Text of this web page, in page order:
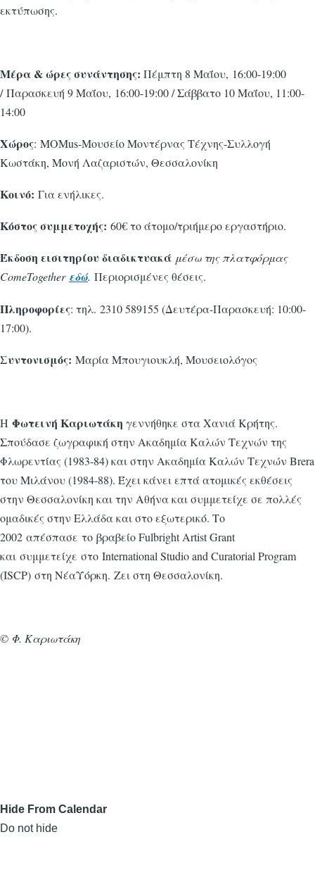
εκτύπωσης.
Μέρα & ώρες συνάντησης: Πέμπτη 8 Μαΐου, 16:00-19:00
/ Παρασκευή 9 Μαΐου, 16:00-19:00 / Σάββατο 10 Μαΐου, 11:00-
14:00
Χώρος: MOMus-Μουσείο Μοντέρνας Τέχνης-Συλλογή
Κωστάκη, Μονή Λαζαριστών, Θεσσαλονίκη
Κοινό: Για ενήλικες.
Κόστος συμμετοχής: 60€ το άτομο/τριήμερο εργαστήριο.
Έκδοση εισιτηρίου διαδικτυακά μέσω της πλατφόρμας
ComeTogether εδώ. Περιορισμένες θέσεις.
Πληροφορίες: τηλ. 2310 589155 (Δευτέρα-Παρασκευή: 10:00-
17:00).
Συντονισμός: Μαρία Μπουγιουκλή, Μουσειολόγος
H Φωτεινή Καριωτάκη γεννήθηκε στα Χανιά Κρήτης.
Σπούδασε ζωγραφική στην Ακαδημία Καλών Τεχνών της
Φλωρεντίας (1983-84) και στην Ακαδημία Καλών Τεχνών Brera
του Μιλάνου (1984-88). Έχει κάνει επτά ατομικές εκθέσεις
στην Θεσσαλονίκη και την Αθήνα και συμμετείχε σε πολλές
ομαδικές στην Ελλάδα και στο εξωτερικό. Το
2002 απέσπασε το βραβείο Fulbright Artist Grant
και συμμετείχε στο International Studio and Curatorial Program
(ISCP) στη ΝέαΥόρκη. Ζει στη Θεσσαλονίκη.
© Φ. Καριωτάκη
Hide From Calendar
Do not hide